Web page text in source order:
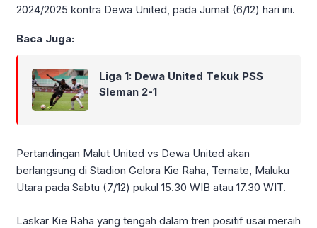
2024/2025 kontra Dewa United, pada Jumat (6/12) hari ini.
Baca Juga:
Liga 1: Dewa United Tekuk PSS
Sleman 2-1
Pertandingan Malut United vs Dewa United akan
berlangsung di Stadion Gelora Kie Raha, Ternate, Maluku
Utara pada Sabtu (7/12) pukul 15.30 WIB atau 17.30 WIT.
Laskar Kie Raha yang tengah dalam tren positif usai meraih